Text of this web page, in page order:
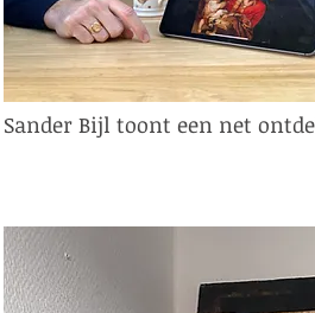
Sander Bijl toont een net